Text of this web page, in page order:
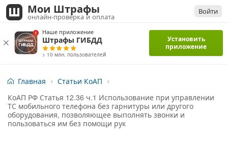
Мои Штрафы
онлайн-проверка и оплата
Войти
Наше приложение
Штрафы ГИБДД
> 10 млн. пользователей
Установить
приложение
Главная
Статьи КоАП
КоАП РФ Статья 12.36 ч.1 Использование при управлении
ТС мобильного телефона без гарнитуры или другого
оборудования, позволяющее выполнять звонки и
пользоваться им без помощи рук